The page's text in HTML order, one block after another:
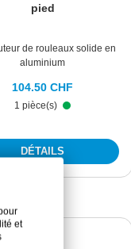
pied
de rouleaux solide en
aluminium
1 pièce(s)
104.50 CHF
DÉTAILS
et